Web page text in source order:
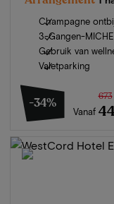
Champagne
3-Gangen-
Gebruik van
Valetparking
-34%
Vanaf
673